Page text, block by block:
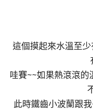
這個摸起來水溫至
哇賽~~如果熱滾滾
此時鐵齒小波蘭跟